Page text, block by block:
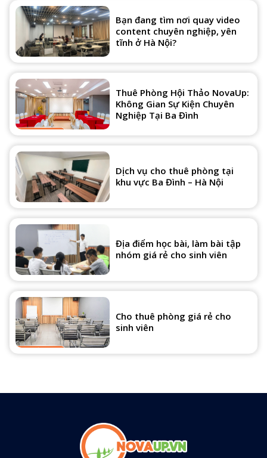
Bạn đang tìm nơi quay video
content chuyên nghiệp, yên
tĩnh ở Hà Nội?
Thuê Phòng Hội Thảo NovaUp:
Không Gian Sự Kiện Chuyên
Nghiệp Tại Ba Đình
Dịch vụ cho thuê phòng tại
khu vực Ba Đình – Hà Nội
Địa điểm học bài, làm bài tập
nhóm giá rẻ cho sinh viên
Cho thuê phòng giá rẻ cho
sinh viên